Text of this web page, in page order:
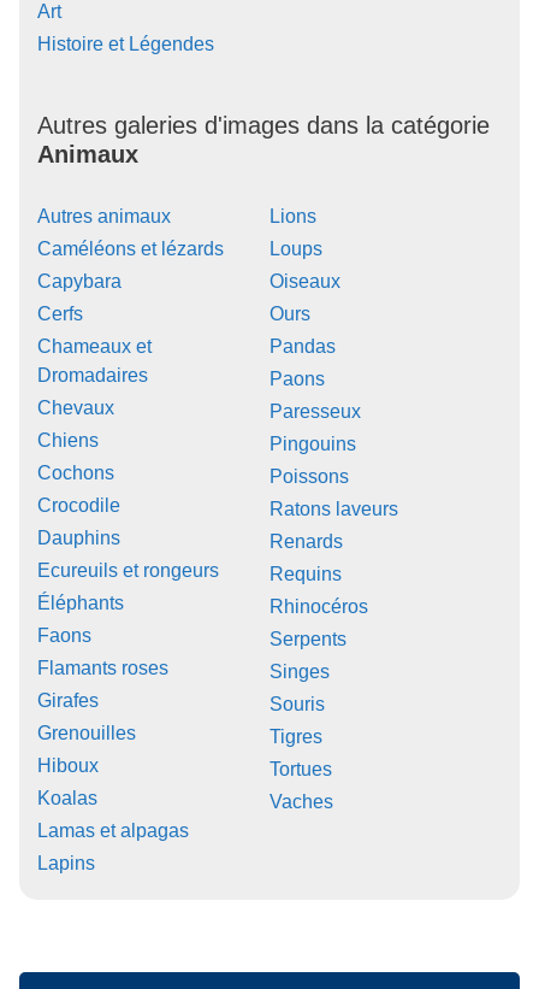
Art
Histoire et Légendes
Autres galeries d'images dans la catégorie
Animaux
Autres animaux
Caméléons et lézards
Capybara
Cerfs
Chameaux et
Dromadaires
Chevaux
Chiens
Cochons
Crocodile
Dauphins
Ecureuils et rongeurs
Éléphants
Faons
Flamants roses
Girafes
Grenouilles
Hiboux
Koalas
Lamas et alpagas
Lapins
Lions
Loups
Oiseaux
Ours
Pandas
Paons
Paresseux
Pingouins
Poissons
Ratons laveurs
Renards
Requins
Rhinocéros
Serpents
Singes
Souris
Tigres
Tortues
Vaches